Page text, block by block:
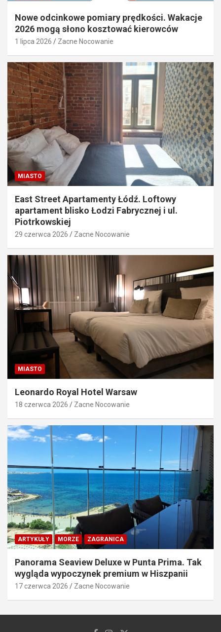
Nowe odcinkowe pomiary prędkości. Wakacje
2026 mogą słono kosztować kierowców
1 lipca 2026 Zacne Nocowanie
MIASTO
East Street Apartamenty Łódź. Loftowy
apartament blisko Łodzi Fabrycznej i ul.
Piotrkowskiej
29 czerwca 2026 Zacne Nocowanie
MIASTO
Leonardo Royal Hotel Warsaw
18 czerwca 2026 Zacne Nocowanie
ARTYKUŁY MORZE ZAGRANICA
Panorama Seaview Deluxe w Punta Prima. Tak
wygląda wypoczynek premium w Hiszpanii
17 czerwca 2026 Zacne Nocowanie